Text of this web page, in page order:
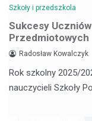
Szkoły i przedszkola
Sukcesy
Przedmiotowych
Radosław Kowalczyk
Rok szkolny 2025/
nauczycieli Szkoły